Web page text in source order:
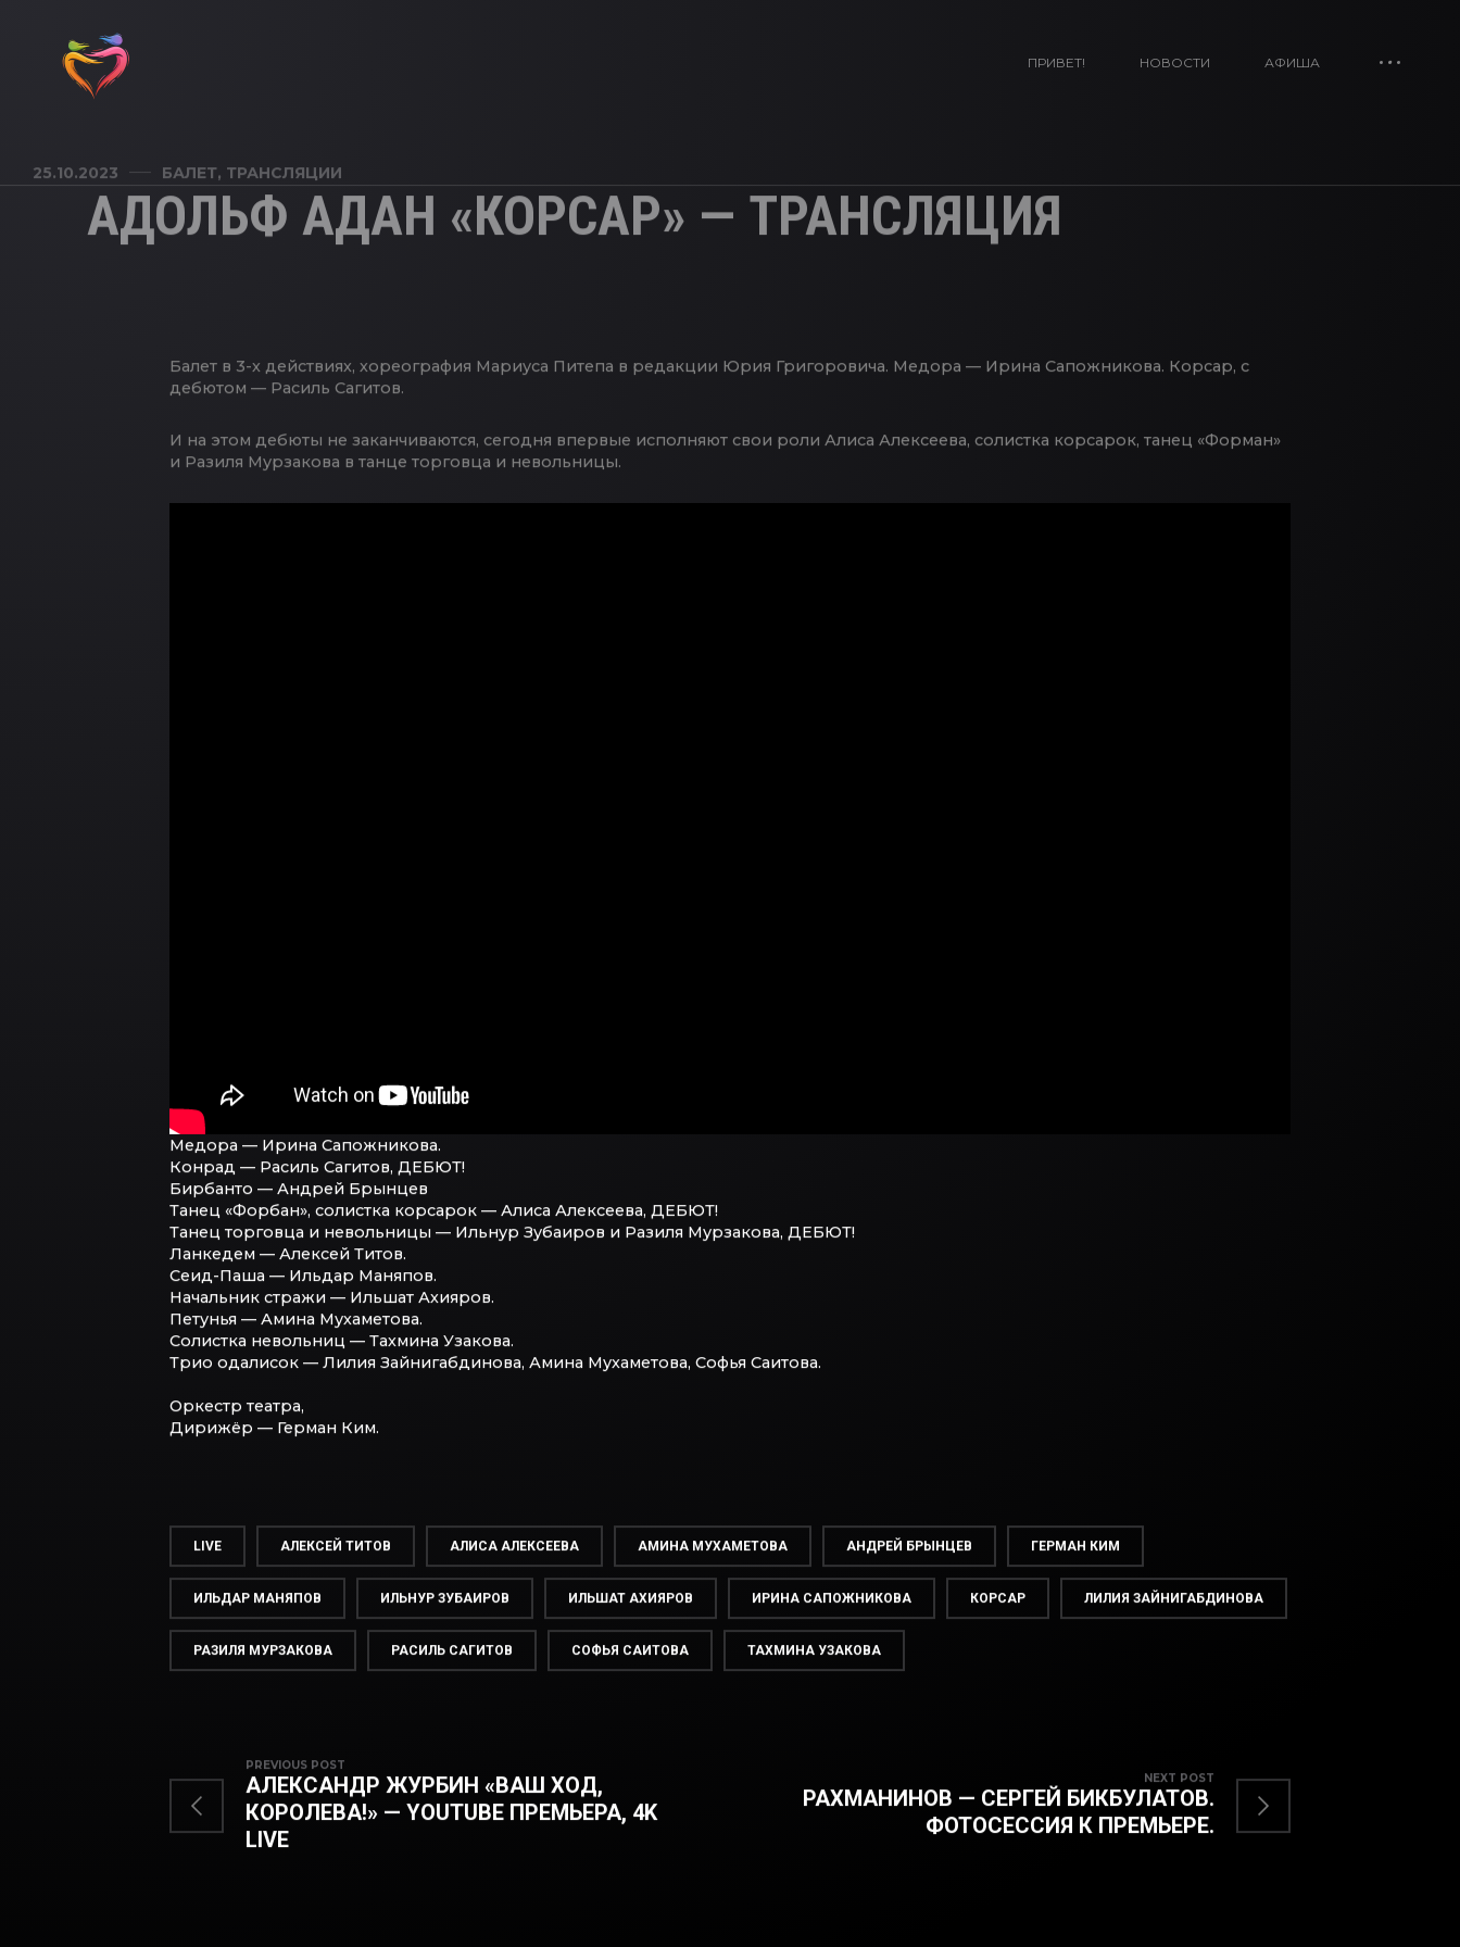
ПРИВЕТ! НОВОСТИ АФИША
25.10.2023 БАЛЕТ, ТРАНСЛЯЦИИ
АДОЛЬФ АДАН «КОРСАР» — ТРАНСЛЯЦИЯ
Балет в 3-х действиях, хореография Мариуса Питепа в редакции Юрия Григоровича. Медора — Ирина Сапожникова. Корсар, с
дебютом — Расиль Сагитов.
И на этом дебюты не заканчиваются, сегодня впервые исполняют свои роли Алиса Алексеева, солистка корсарок, танец «Форман»
и Разиля Мурзакова в танце торговца и невольницы.
Медора — Ирина Сапожникова.
Конрад — Расиль Сагитов, ДЕБЮТ!
Бирбанто — Андрей Брынцев
Танец «Форбан», солистка корсарок — Алиса Алексеева, ДЕБЮТ!
Танец торговца и невольницы — Ильнур Зубаиров и Разиля Мурзакова, ДЕБЮТ!
Ланкедем — Алексей Титов.
Сеид-Паша — Ильдар Маняпов.
Начальник стражи — Ильшат Ахияров.
Петунья — Амина Мухаметова.
Солистка невольниц — Тахмина Узакова.
Трио одалисок — Лилия Зайнигабдинова, Амина Мухаметова, Софья Саитова.
Оркестр театра,
Дирижёр — Герман Ким.
LIVE АЛЕКСЕЙ ТИТОВ АЛИСА АЛЕКСЕЕВА АМИНА МУХАМЕТОВА АНДРЕЙ БРЫНЦЕВ ГЕРМАН КИМ
ИЛЬДАР МАНЯПОВ ИЛЬНУР ЗУБАИРОВ ИЛЬШАТ АХИЯРОВ ИРИНА САПОЖНИКОВА КОРСАР ЛИЛИЯ ЗАЙНИГАБДИНОВА
РАЗИЛЯ МУРЗАКОВА РАСИЛЬ САГИТОВ СОФЬЯ САИТОВА ТАХМИНА УЗАКОВА
PREVIOUS POST
АЛЕКСАНДР ЖУРБИН «ВАШ ХОД,
КОРОЛЕВА!» — YOUTUBE ПРЕМЬЕРА, 4K
LIVE
NEXT POST
РАХМАНИНОВ — СЕРГЕЙ БИКБУЛАТОВ.
ФОТОСЕССИЯ К ПРЕМЬЕРЕ.